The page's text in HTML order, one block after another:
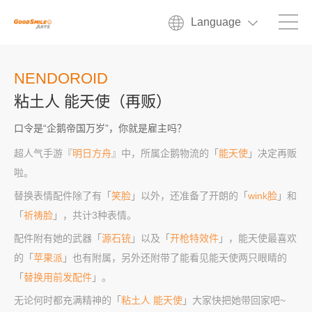
Language
NENDOROID
粘土人 能天使（再贩）
口令是“企鹅帝国万岁”，你就是雇主吗？
超人气手游『明日方舟』中，所属企鹅物流的「 能天使 」决定再贩
啦。
替换表情配件除了有「 笑脸 」以外，还准备了开朗的「 wink脸 」和
「 祈祷脸 」，共计3种表情。
配件附有她的武器「 源石铳 」以及「 开枪特效件 」，能天使最喜欢
的「 苹果派 」也有附属，另外还附带了能看见能天使两只眼睛的
「 替换用前发配件 」。
无论何时都充满精神的「 粘土人 能天使 」大家快把她带回家吧~